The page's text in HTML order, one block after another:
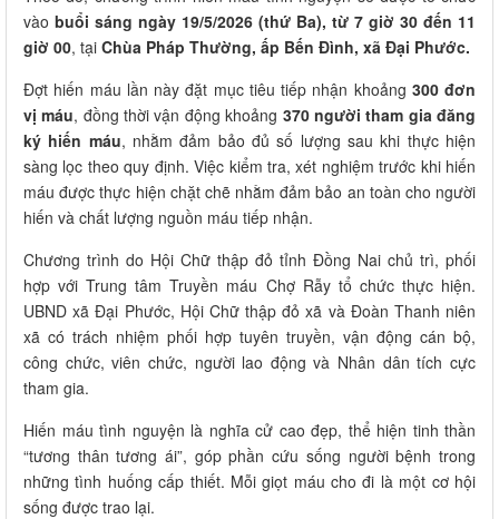
vào buổi sáng ngày 19/5/2026 (thứ Ba), từ 7 giờ 30 đến 11
giờ 00, tại Chùa Pháp Thường, ấp Bến Đình, xã Đại Phước.
Đợt hiến máu lần này đặt mục tiêu tiếp nhận khoảng 300 đơn
vị máu, đồng thời vận động khoảng 370 người tham gia đăng
ký hiến máu, nhằm đảm bảo đủ số lượng sau khi thực hiện
sàng lọc theo quy định. Việc kiểm tra, xét nghiệm trước khi hiến
máu được thực hiện chặt chẽ nhằm đảm bảo an toàn cho người
hiến và chất lượng nguồn máu tiếp nhận.
Chương trình do Hội Chữ thập đỏ tỉnh Đồng Nai chủ trì, phối
hợp với Trung tâm Truyền máu Chợ Rẫy tổ chức thực hiện.
UBND xã Đại Phước, Hội Chữ thập đỏ xã và Đoàn Thanh niên
xã có trách nhiệm phối hợp tuyên truyền, vận động cán bộ,
công chức, viên chức, người lao động và Nhân dân tích cực
tham gia.
Hiến máu tình nguyện là nghĩa cử cao đẹp, thể hiện tinh thần
“tương thân tương ái”, góp phần cứu sống người bệnh trong
những tình huống cấp thiết. Mỗi giọt máu cho đi là một cơ hội
sống được trao lại.